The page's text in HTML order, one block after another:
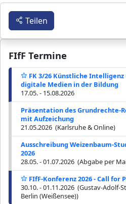
FIfF Termine
FK 3/26 Künstliche Intelligenz
digitale Medien in der Bildung
17.05. - 15.08.2026
Präsentation des Grundrechte-
mit Aufzeichung
21.05.2026 (Karlsruhe & Online)
Ausschreibung Weizenbaum-
2026
28.05. - 01.07.2026 (Abgabe per
FIfF-Konferenz 2026 - Call
30.10. - 01.11.2026 (Gustav-Adolf-
Berlin (Weißensee))
Teilen